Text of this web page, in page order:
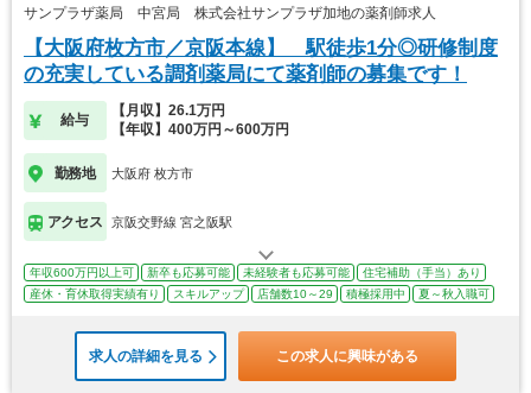
サンプラザ薬局 中宮局 株式会社サンプラザ加地の薬剤師求人
【大阪府枚方市／京阪本線】 駅徒歩1分◎研修制度
の充実している調剤薬局にて薬剤師の募集です！
給与
【月収】26.1万円
【年収】400万円～600万円
勤務地 大阪府 枚方市
アクセス 京阪交野線 宮之阪駅
年収600万円以上可 新卒も応募可能 未経験者も応募可能
住宅補助（手当）あり
産休・育休取得実績有り
スキルアップ 店舗数10～29 積極採用中 夏～秋入職可
求人の詳細を見る この求人に興味がある